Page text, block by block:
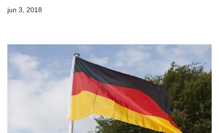
jun 3, 2018